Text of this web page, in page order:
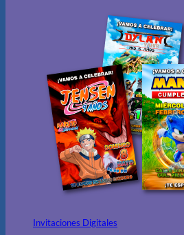
Invitaciones Digitales